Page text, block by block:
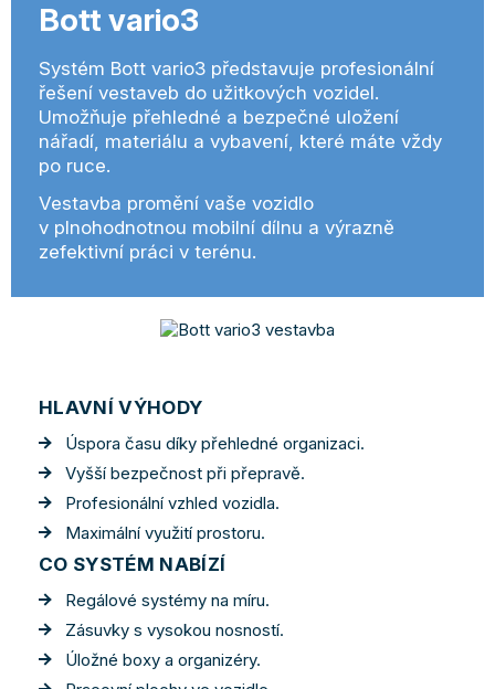
Bott vario3
Systém Bott vario3 představuje profesionální
řešení vestaveb do užitkových vozidel.
Umožňuje přehledné a bezpečné uložení
nářadí, materiálu a vybavení, které máte vždy
po ruce.
Vestavba promění vaše vozidlo
v plnohodnotnou mobilní dílnu a výrazně
zefektivní práci v terénu.
HLAVNÍ VÝHODY
Úspora času díky přehledné organizaci.
Vyšší bezpečnost při přepravě.
Profesionální vzhled vozidla.
Maximální využití prostoru.
CO SYSTÉM NABÍZÍ
Regálové systémy na míru.
Zásuvky s vysokou nosností.
Úložné boxy a organizéry.